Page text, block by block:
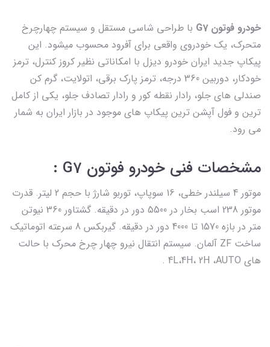
خودرو فوتون G7
با طراحی شاسی مستقل و سیستم چهارچرخ
متحرک، یک خودروی واقعی برای آفرود محسوب میشود. این
پیکاپ جدید ایران خودرو دیزل با امکاناتی نظیر کروز کنترل، ترمز
خودکار، دوربین 360 درجه، ترمز پارک برقی، اتولایت، گرم کن
صندلی های جلو، رادار نقطه کور و رادار تصادف جلو، یکی از کامل
ترین و فول آپشن ترین پیکاپ های موجود در بازار ایران به شمار
می رود.
مشخصات فنی خودرو فوتون G7 :
موتور 4 سیلندر خطی، 16 سوپاپ، توربو شارژ با حجم 2 لیتر. قدرت
موتور 238 اسب بخار در 5500 دور در دقیقه. گشتاور 360 نیوتن
متر در بازه 1570 تا 4000 دور در دقیقه. گیربکس 8 سرعته اتوماتیک
ساخت ZF آلمان. سیستم انتقال نیرو چهار چرخ محرک با حالت
های 4L،4H، 2H ،AUTO .